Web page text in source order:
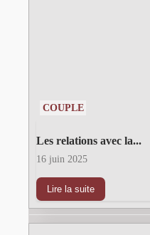
COUPLE
Les relations avec la...
16 juin 2025
Lire la suite